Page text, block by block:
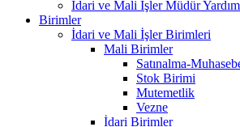
İdari ve Mali İşler Müdür
Birimler
İdari ve Mali İşler Birimleri
Mali Birimler
Satınalma-
Stok Birimi
Mutemetlik
Vezne
İdari Birimler